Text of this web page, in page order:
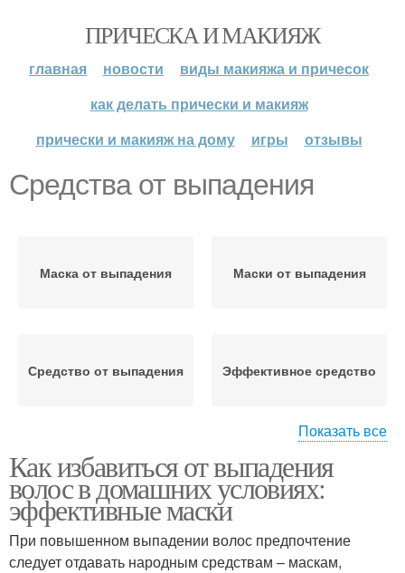
ПРИЧЕСКА И МАКИЯЖ
главная новости
виды макияжа и причесок
как делать прически и макияж
прически и макияж на дому
игры отзывы
Средства от выпадения
Маска от выпадения Маски от выпадения
Средство от выпадения Эффективное средство
Средства против
выпадения
выпадения
Народные средства Средства при алопеции
Показать все
Как избавиться от выпадения
волос в домашних условиях:
эффективные маски
При повышенном выпадении волос предпочтение
следует отдавать народным средствам – маскам,